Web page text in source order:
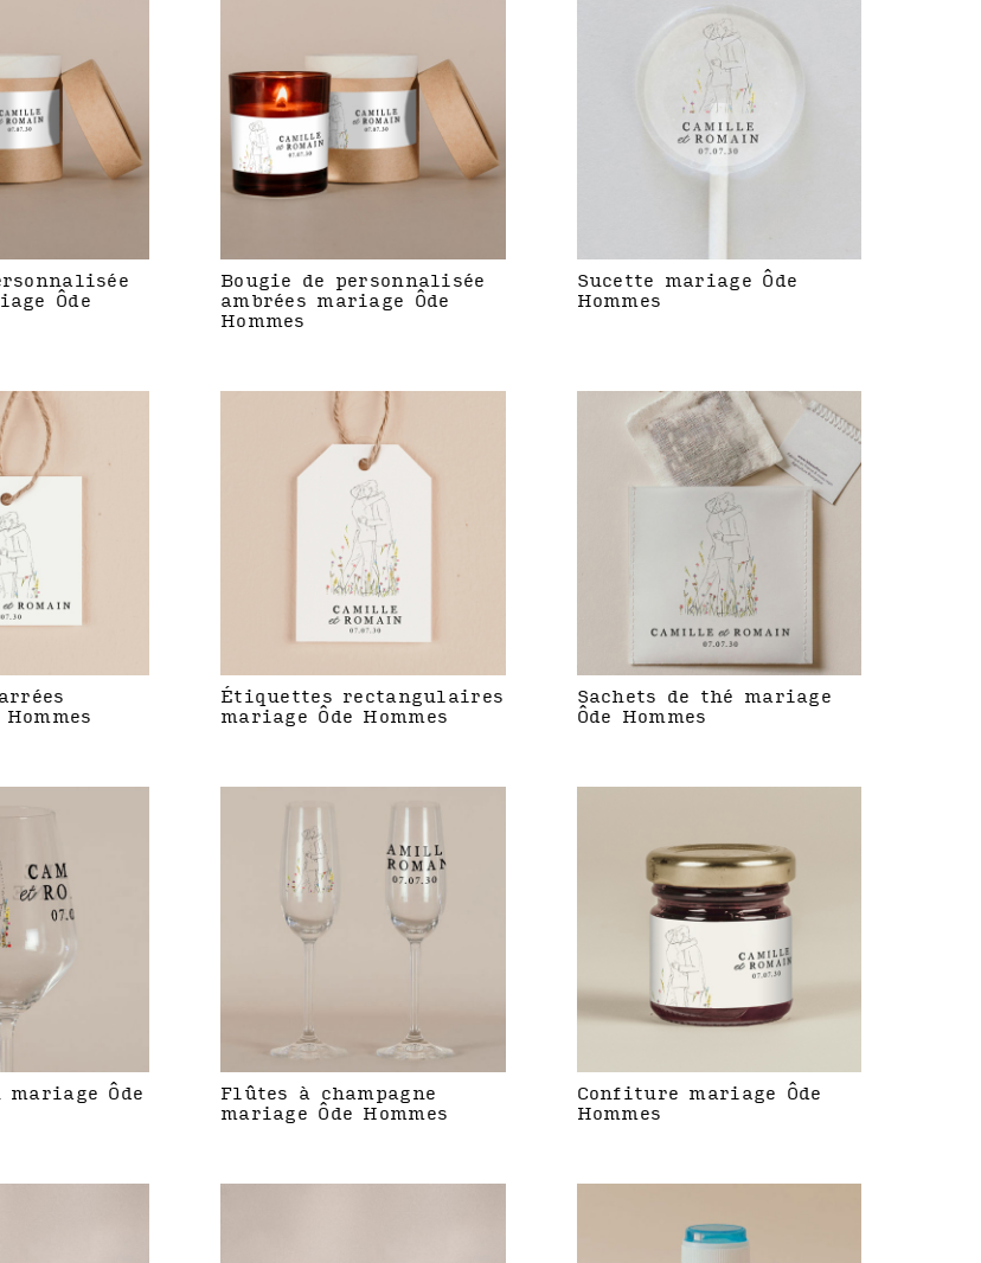
Ôde
Bougie de personnalisée
ambrées mariage Ôde
Hommes
Sucette mariage Ôde
Hommes
Étiquettes rectangulaires
mariage Ôde Hommes
Sachets de thé mariage
Ôde Hommes
Ôde
Flûtes à champagne
mariage Ôde Hommes
Confiture mariage Ôde
Hommes